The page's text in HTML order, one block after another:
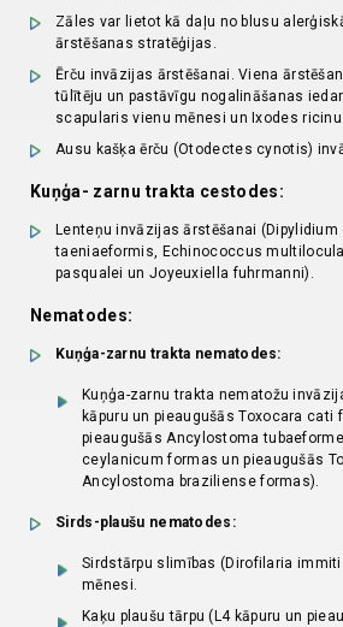
Zāles var lietot kā daļu no blusu
ārstēšanas stratēģijas.
Ērču invāzijas ārstēšanai. Viena
tūlītēju un pastāvīgu nogalināšanas
scapularis vienu mēnesi un Ixodes
Ausu kašķa ērču (Otodectes cynotis)
Kuņģa- zarnu trakta cestodes:
Lenteņu invāzijas ārstēšanai (Dipylidium
taeniaeformis, Echinococcus
pasqualei un Joyeuxiella fuhrmanni).
Nematodes:
Kuņģa-zarnu trakta nematodes:
Kuņģa-zarnu trakta nematožu
kāpuru un pieaugušās Toxocara cati
pieaugušās Ancylostoma
ceylanicum formas un pieaugušās
Ancylostoma braziliense formas).
Sirds-plaušu nematodes:
Sirdstārpu slimības (Dirofilaria
mēnesi.
Kaķu plaušu tārpu (L4 kāpuru un